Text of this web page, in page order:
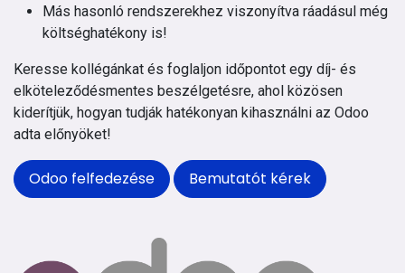
Más hasonló rendszerekhez viszonyítva ráadásul még
költséghatékony is!
Keresse kollégánkat és foglaljon időpontot egy díj- és
elköteleződésmentes beszélgetésre, ahol közösen
kiderítjük, hogyan tudják hatékonyan kihasználni az Odoo
adta előnyöket!
Odoo felfedezése Bemutatót kérek